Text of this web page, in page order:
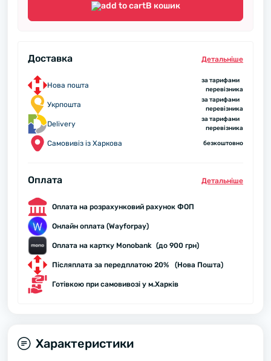
В кошик
Доставка Детальнiше
Нова пошта
за тарифами
перевізника
Укрпошта
за тарифами
перевізника
Delivery
за тарифами
перевізника
Самовивіз із Харкова безкоштовно
Оплата Детальнiше
Оплата на розрахунковий рахунок ФОП
Онлайн оплата (Wayforpay)
Оплата на картку Monobank (до 900 грн)
Післяплата за передплатою 20% (Нова Пошта)
Готівкою при самовивозі у м.Харків
Характеристики